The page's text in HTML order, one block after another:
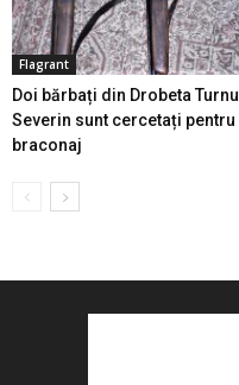
Flagrant
Doi bărbați din Drobeta Turnu
Severin sunt cercetați pentru
braconaj